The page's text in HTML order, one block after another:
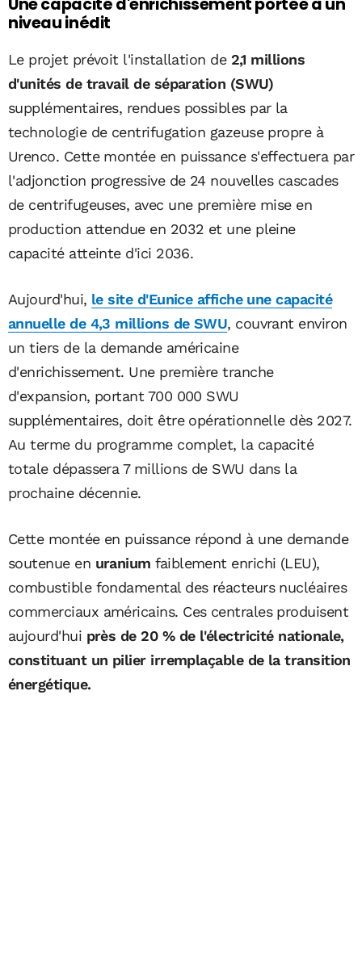
niveau inédit
Le projet prévoit l'installation de 2,1 millions
d'unités de travail de séparation (SWU)
supplémentaires, rendues possibles par la
technologie de centrifugation gazeuse propre à
Urenco. Cette montée en puissance s'effectuera par
l'adjonction progressive de 24 nouvelles cascades
de centrifugeuses, avec une première mise en
production attendue en 2032 et une pleine
capacité atteinte d'ici 2036.
Aujourd'hui, le site d'Eunice affiche une capacité
annuelle de 4,3 millions de SWU, couvrant environ
un tiers de la demande américaine
d'enrichissement. Une première tranche
d'expansion, portant 700 000 SWU
supplémentaires, doit être opérationnelle dès 2027.
Au terme du programme complet, la capacité
totale dépassera 7 millions de SWU dans la
prochaine décennie.
Cette montée en puissance répond à une demande
soutenue en uranium faiblement enrichi (LEU),
combustible fondamental des réacteurs nucléaires
commerciaux américains. Ces centrales produisent
aujourd'hui près de 20 % de l'électricité nationale,
constituant un pilier irremplaçable de la transition
énergétique.